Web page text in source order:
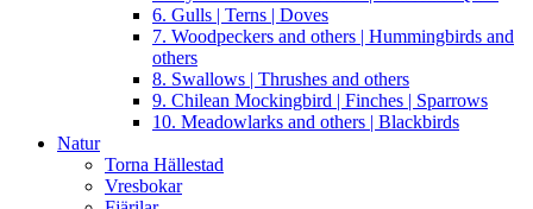
6. Gulls | Terns | Doves
7. Woodpeckers and others | Hummingbirds and
others
8. Swallows | Thrushes and others
9. Chilean Mockingbird | Finches | Sparrows
10. Meadowlarks and others | Blackbirds
Natur
Torna Hällestad
Vresbokar